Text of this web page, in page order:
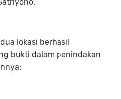
lokasi berhasil
bukti dalam penindakan